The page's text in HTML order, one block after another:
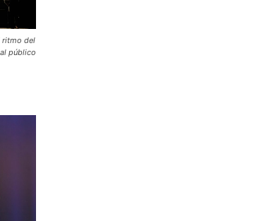
ritmo del
público